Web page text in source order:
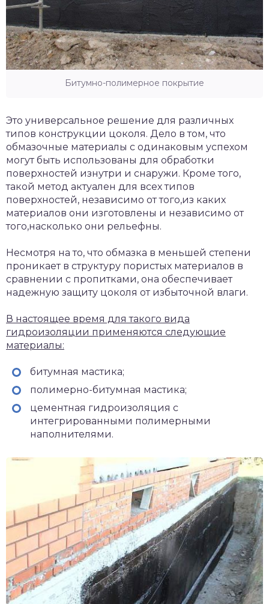
Битумно-полимерное покрытие
Это универсальное решение для различных
типов конструкции цоколя. Дело в том, что
обмазочные материалы с одинаковым успехом
могут быть использованы для обработки
поверхностей изнутри и снаружи. Кроме того,
такой метод актуален для всех типов
поверхностей, независимо от того,из каких
материалов они изготовлены и независимо от
того,насколько они рельефны.
Несмотря на то, что обмазка в меньшей степени
проникает в структуру пористых материалов в
сравнении с пропитками, она обеспечивает
надежную защиту цоколя от избыточной влаги.
В настоящее время для такого вида
гидроизоляции применяются следующие
материалы:
битумная мастика;
полимерно-битумная мастика;
цементная гидроизоляция с
интегрированными полимерными
наполнителями.